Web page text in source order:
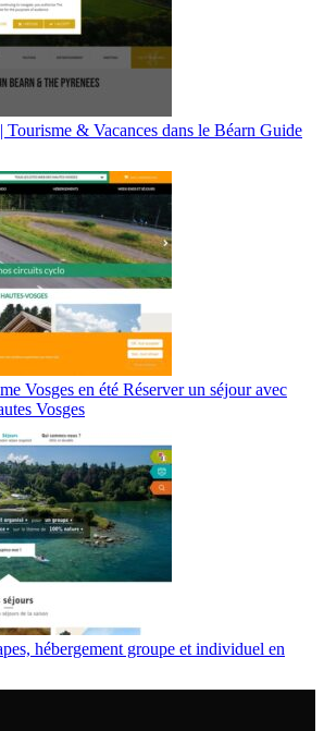
Tourisme & Vacances dans le Béarn Guide
Vosges en été Réserver un séjour avec
Vosges
hébergement groupe et individuel en